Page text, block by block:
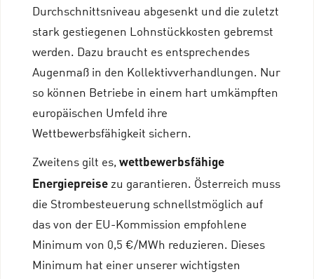
Durchschnittsniveau abgesenkt und die zuletzt
stark gestiegenen Lohnstückkosten gebremst
werden. Dazu braucht es entsprechendes
Augenmaß in den Kollektivverhandlungen. Nur
so können Betriebe in einem hart umkämpften
europäischen Umfeld ihre
Wettbewerbsfähigkeit sichern.
Zweitens gilt es, wettbewerbsfähige
Energiepreise zu garantieren. Österreich muss
die Strombesteuerung schnellstmöglich auf
das von der EU-Kommission empfohlene
Minimum von 0,5 €/MWh reduzieren. Dieses
Minimum hat einer unserer wichtigsten